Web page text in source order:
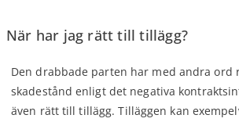
När har jag rätt till tillägg?
Den drabbade parten har med andra ord
skadestånd enligt det negativa
även rätt till tillägg. Tilläggen kan